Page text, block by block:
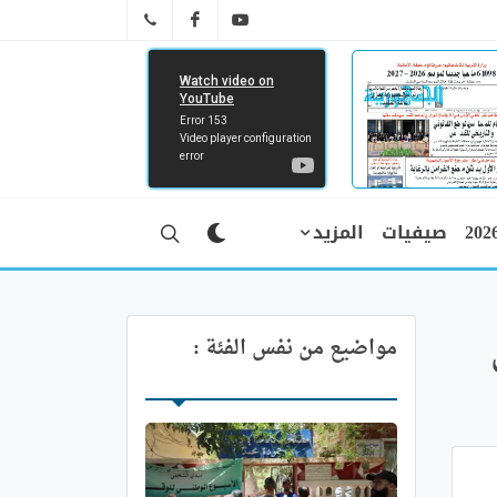
YT
FB
صيفيات المزيد
مواضيع من نفس الفئة :